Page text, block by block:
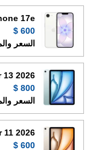
17e
600 $
السعر
13 2026
800 $
السعر
11 2026
600 $